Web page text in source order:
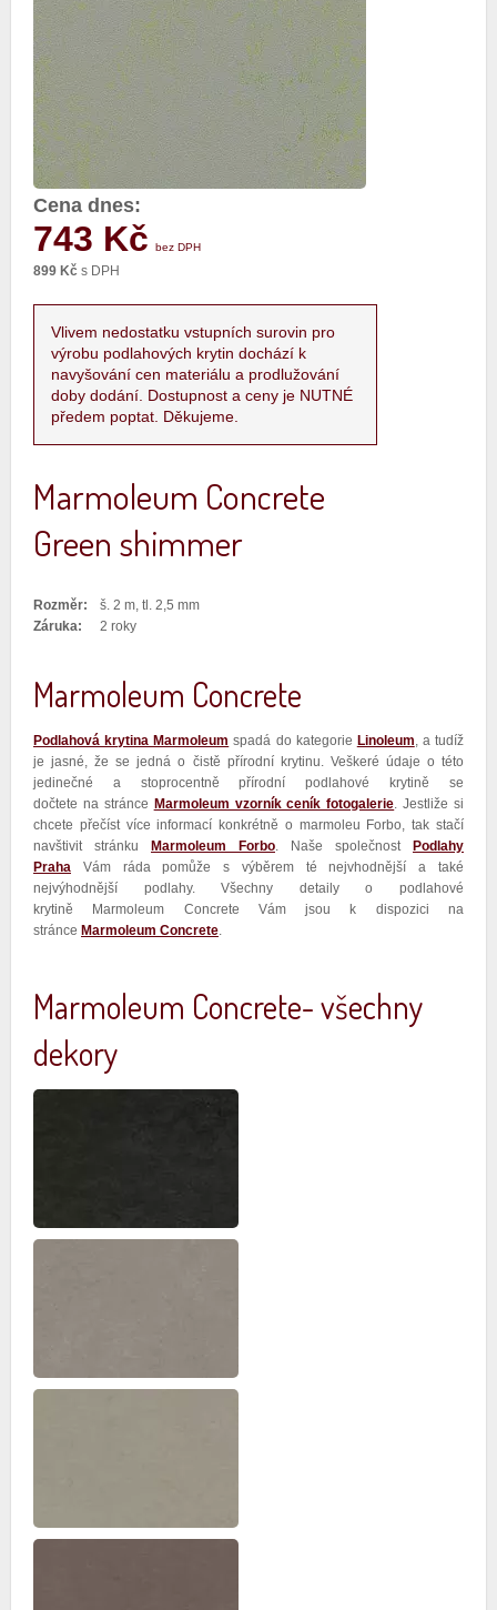
Cena dnes:
743 Kč bez DPH
899 Kč s DPH
Vlivem nedostatku vstupních surovin pro
výrobu podlahových krytin dochází k
navyšování cen materiálu a prodlužování
doby dodání. Dostupnost a ceny je NUTNÉ
předem poptat. Děkujeme.
Marmoleum Concrete
Green shimmer
Rozměr:
š. 2 m, tl. 2,5 mm
Záruka:
2 roky
Marmoleum Concrete
Podlahová krytina Marmoleum spadá do kategorie Linoleum, a tudíž
je jasné, že se jedná o čistě přírodní krytinu. Veškeré údaje o této
jedinečné a stoprocentně přírodní podlahové krytině se
dočtete na stránce Marmoleum vzorník ceník fotogalerie. Jestliže si
chcete přečíst více informací konkrétně o marmoleu Forbo, tak stačí
navštivit stránku
Marmoleum Forbo. Naše společnost
Podlahy
Praha Vám ráda pomůže s výběrem té nejvhodnější a také
nejvýhodnější podlahy. Všechny detaily o podlahové
krytině Marmoleum Concrete Vám jsou k dispozici na
stránce Marmoleum Concrete.
Marmoleum Concrete- všechny
dekory